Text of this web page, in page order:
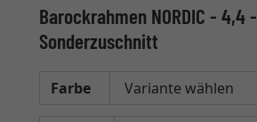
Barockrahmen NORDIC - 4,4 -
Sonderzuschnitt
Farbe